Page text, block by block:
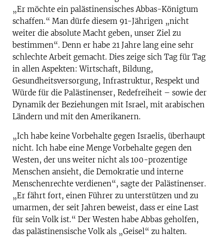
„Er möchte ein palästinensisches Abbas-Königtum
schaffen.“ Man dürfe diesem 91-Jährigen „nicht
weiter die absolute Macht geben, unser Ziel zu
bestimmen“. Denn er habe 21 Jahre lang eine sehr
schlechte Arbeit gemacht. Dies zeige sich Tag für Tag
in allen Aspekten: Wirtschaft, Bildung,
Gesundheitsversorgung, Infrastruktur, Respekt und
Würde für die Palästinenser, Redefreiheit – sowie der
Dynamik der Beziehungen mit Israel, mit arabischen
Ländern und mit den Amerikanern.
„Ich habe keine Vorbehalte gegen Israelis, überhaupt
nicht. Ich habe eine Menge Vorbehalte gegen den
Westen, der uns weiter nicht als 100-prozentige
Menschen ansieht, die Demokratie und interne
Menschenrechte verdienen“, sagte der Palästinenser.
„Er fährt fort, einen Führer zu unterstützen und zu
umarmen, der seit Jahren beweist, dass er eine Last
für sein Volk ist.“ Der Westen habe Abbas geholfen,
das palästinensische Volk als „Geisel“ zu halten.